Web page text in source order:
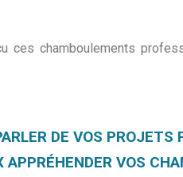
ces chamboulements
DE VOS PROJETS
VOS